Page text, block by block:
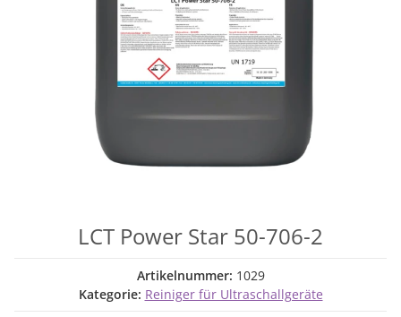
LCT Power Star 50-706-2
Artikelnummer: 1029
Kategorie: Reiniger für Ultraschallgeräte